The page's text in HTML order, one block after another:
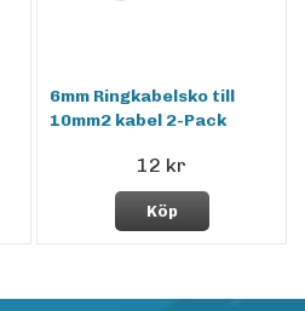
6mm Ringkabelsko till
10mm2 kabel 2-Pack
12 kr
Köp